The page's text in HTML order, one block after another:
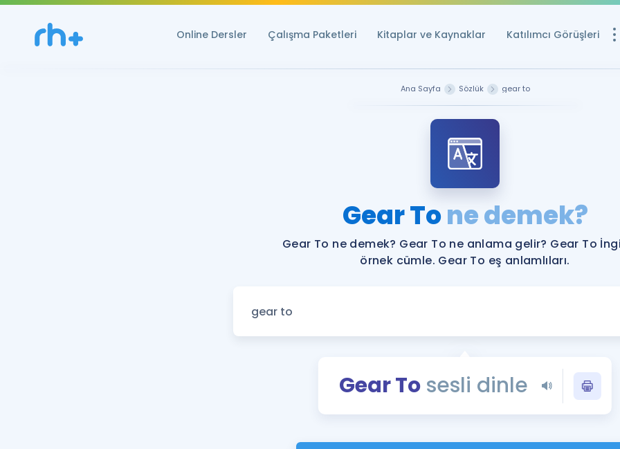
Online Dersler Çalışma Paketleri Kitaplar ve Kaynaklar Katılımcı Görüşleri
YDS ve YÖKDİL
Rehberlik Aracı
YDS ve YÖKDİL'e
Tüm ÖSYM
YDS - YÖKDİL
İngilizce Gramer
Ana Sayfa Sözlük gear to
Gear Tone demek?
Gear To ne demek? Gear To ne anlama gelir? Gear To
örnek cümle. Gear To eş anlamlıları.
Gear Tosesli dinle